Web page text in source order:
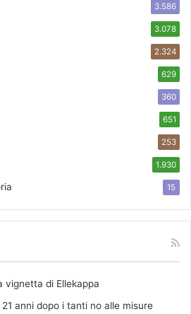
3.586
3.078
2.324
629
360
651
253
1.930
15
vignetta di Ellekappa
anni dopo i tanti no alle misure